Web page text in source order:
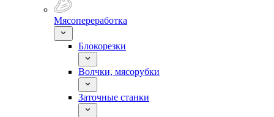
Мясопереработка
Блокорезки
Волчки, мясорубки
Заточные станки